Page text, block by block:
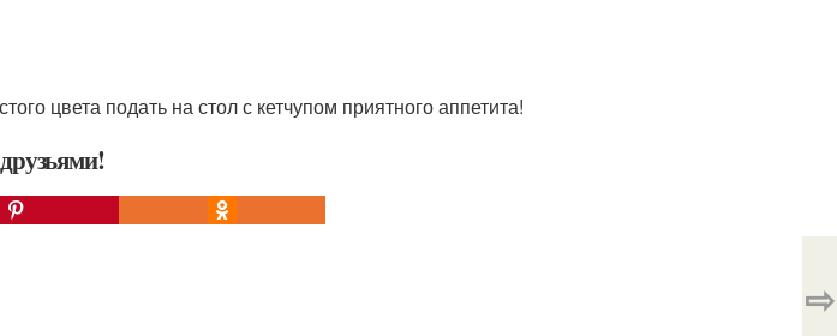
цвета подать на стол с кетчупом приятного аппетита!
⇨